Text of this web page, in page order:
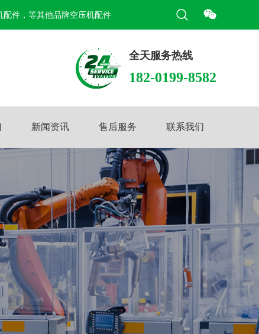
件，等其他品牌空压机配件
全天服务热线
182-0199-8582
新闻资讯 售后服务 联系我们